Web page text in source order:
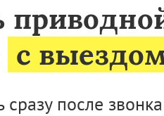
с
после